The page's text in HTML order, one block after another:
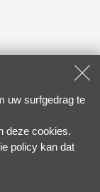
uw surfgedrag te
deze cookies.
policy kan dat